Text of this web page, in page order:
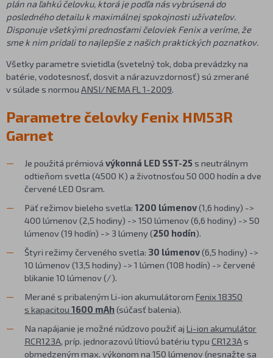
plán na ľahkú čelovku, ktorá je podľa nás vybrúsená do
posledného detailu k maximálnej spokojnosti užívateľov.
Disponuje všetkými prednosťami čeloviek Fenix a veríme, že
sme k nim pridali to najlepšie z našich praktických poznatkov.
Všetky parametre svietidla (svetelný tok, doba prevádzky na
batérie, vodotesnosť, dosvit a nárazuvzdornosť) sú zmerané
v súlade s normou ANSI/NEMA FL 1-2009.
Parametre čelovky Fenix HM53R
Garnet
Je použitá prémiová výkonná LED SST-25 s neutrálnym
odtieňom svetla (4500 K) a životnosťou 50 000 hodín a dve
červené LED Osram.
Päť režimov bieleho svetla: 1200 lúmenov(1,6 hodiny) ->
400 lúmenov (2,5 hodiny) -> 150 lúmenov (6,6 hodiny) -> 50
lúmenov (19 hodín) -> 3 lúmeny (250 hodín).
Štyri režimy červeného svetla: 30 lúmenov(6,5 hodiny) ->
10 lúmenov (13,5 hodiny) -> 1 lúmen (108 hodín) -> červené
blikanie 10 lúmenov (/).
Merané s pribaleným Li-ion akumulátorom Fenix 18350
s kapacitou 1600 mAh(súčasť balenia).
Na napájanie je možné núdzovo použiť aj Li-ion akumulátor
RCR123A, príp. jednorazovú lítiovú batériu typu CR123A s
obmedzeným max. výkonom na 150 lúmenov (nesnažte sa